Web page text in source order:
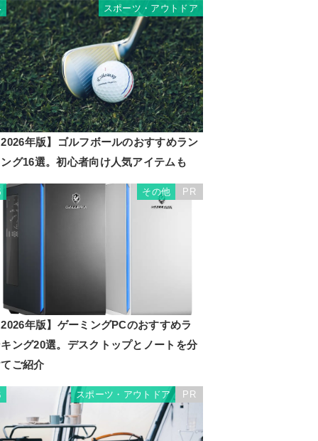
スポーツ・アウトドア
年版】ゴルフボールのおすすめラン
グ16選。初心者向け人気アイテムも
その他 PR
年版】ゲーミングPCのおすすめラ
ング20選。デスクトップとノートを分
ご紹介
スポーツ・アウトドア PR